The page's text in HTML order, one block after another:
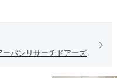
ーバンリサーチドアーズ